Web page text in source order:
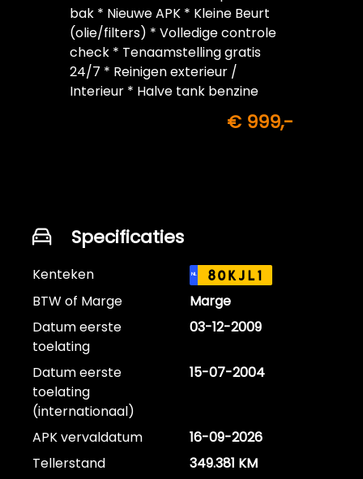
bak * Nieuwe APK * Kleine Beurt
(olie/filters) * Volledige controle
check * Tenaamstelling gratis
24/7 * Reinigen exterieur /
Interieur * Halve tank benzine
€ 999,-
Specificaties
Kenteken NL 80KJL1
BTW of Marge
Marge
Datum eerste
toelating
03-12-2009
Datum eerste
toelating
(internationaal)
15-07-2004
APK vervaldatum
16-09-2026
Tellerstand
349.381 KM